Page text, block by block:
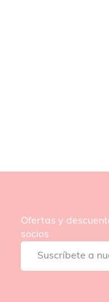
Ofertas y
socios